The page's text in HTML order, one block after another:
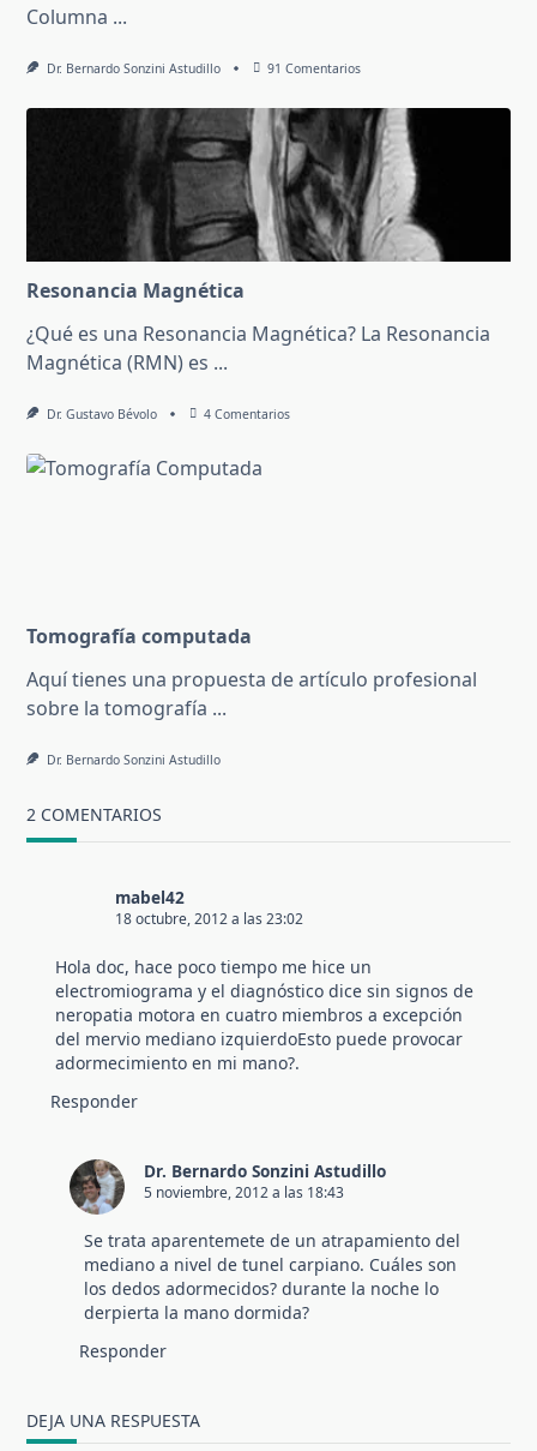
Columna ...
Dr. Bernardo Sonzini Astudillo 91 ComentariosEn
Un
Espinograma?
Para
Qué
Sirve
Resonancia Magnética
¿Qué es una Resonancia Magnética? La Resonancia
Magnética (RMN) es ...
Dr. Gustavo Bévolo 4 ComentariosEn
Tomografía computada
Aquí tienes una propuesta de artículo profesional
sobre la tomografía ...
Dr. Bernardo Sonzini Astudillo
2 COMENTARIOS
mabel42
18 octubre, 2012 a las 23:02
Hola doc, hace poco tiempo me hice un
electromiograma y el diagnóstico dice sin signos de
neropatia motora en cuatro miembros a excepción
del mervio mediano izquierdoEsto puede provocar
adormecimiento en mi mano?.
Responder
Dr. Bernardo Sonzini Astudillo
5 noviembre, 2012 a las 18:43
Se trata aparentemete de un atrapamiento del
mediano a nivel de tunel carpiano. Cuáles son
los dedos adormecidos? durante la noche lo
derpierta la mano dormida?
Responder
DEJA UNA RESPUESTA